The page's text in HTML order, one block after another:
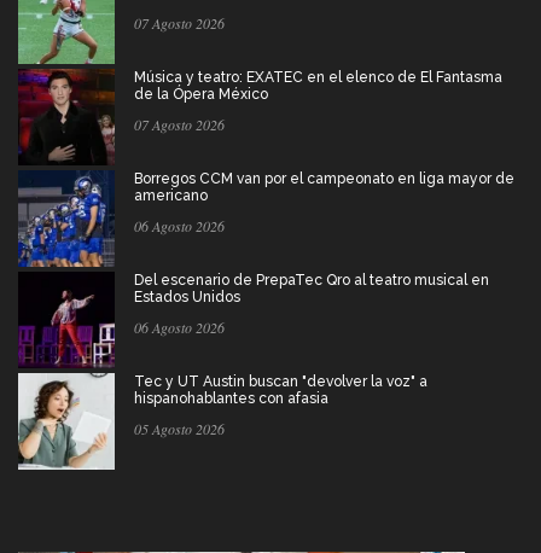
07 Agosto 2026
Música y teatro: EXATEC en el elenco de El Fantasma
de la Ópera México
07 Agosto 2026
Borregos CCM van por el campeonato en liga mayor de
americano
06 Agosto 2026
Del escenario de PrepaTec Qro al teatro musical en
Estados Unidos
06 Agosto 2026
Tec y UT Austin buscan "devolver la voz" a
hispanohablantes con afasia
05 Agosto 2026